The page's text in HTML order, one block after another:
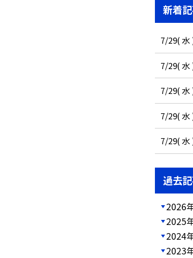
新着
7/29( 水
7/29( 水
7/29( 水
7/29( 水
7/29( 水
過去
2026
2025
2024
2023